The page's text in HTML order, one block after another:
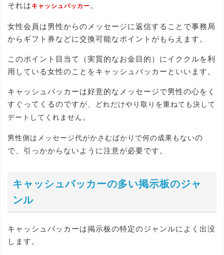
それは キャッシュバッカー 。
女性会員は男性からのメッセージに返信することで事務局
からギフト券などに交換可能なポイントがもらえます。
このポイント目当て（実質的なお金目的）にイククルを利
用している女性のことをキャッシュバッカーといいます。
キャッシュバッカーは好意的なメッセージで男性の心をく
すぐってくるのですが、
どれだけやり取りを重ねても決して
デートしてくれません 。
男性側はメッセージ代がかさむばかりで何の成果もないの
で、引っかからないように注意が必要です。
キャッシュバッカーの多い掲示板のジャ
ンル
キャッシュバッカーは掲示板の特定のジャンルによく出没
します。